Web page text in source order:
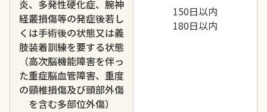
炎、多発性硬化症、腕神
経叢損傷等の発症後若し
くは手術後の状態又は義
肢装着訓練を要する状態
（高次脳機能障害を伴っ
た重症脳血管障害、重度
の頸椎損傷及び頭部外傷
を含む多部位外傷）
150日以内
180日以内